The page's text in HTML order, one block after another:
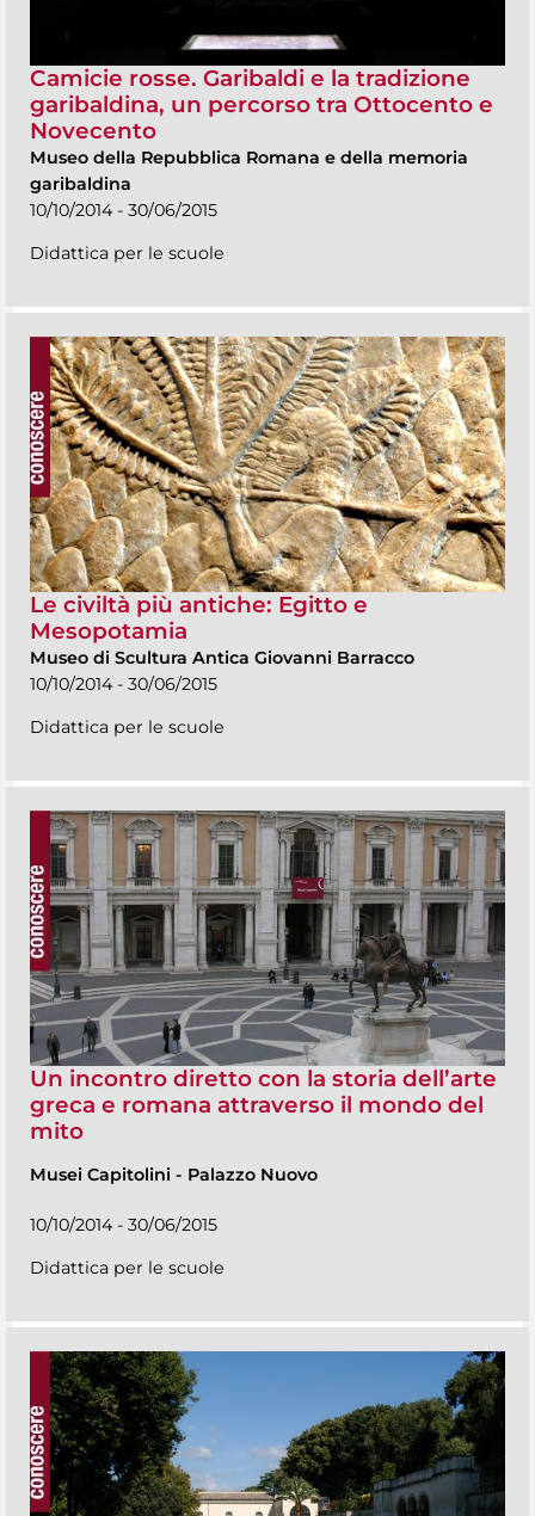
Camicie rosse. Garibaldi e la tradizione
garibaldina, un percorso tra Ottocento e
Novecento
Museo della Repubblica Romana e della memoria
garibaldina
10/10/2014 - 30/06/2015
Didattica per le scuole
Le civiltà più antiche: Egitto e
Mesopotamia
Museo di Scultura Antica Giovanni Barracco
10/10/2014 - 30/06/2015
Didattica per le scuole
Un incontro diretto con la storia dell’arte
greca e romana attraverso il mondo del
mito
Musei Capitolini - Palazzo Nuovo
10/10/2014 - 30/06/2015
Didattica per le scuole